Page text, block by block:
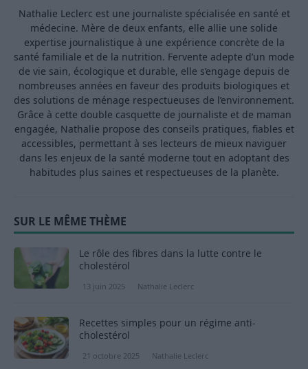
Nathalie Leclerc est une journaliste spécialisée en santé et
médecine. Mère de deux enfants, elle allie une solide
expertise journalistique à une expérience concrète de la
santé familiale et de la nutrition. Fervente adepte d’un mode
de vie sain, écologique et durable, elle s’engage depuis de
nombreuses années en faveur des produits biologiques et
des solutions de ménage respectueuses de l’environnement.
Grâce à cette double casquette de journaliste et de maman
engagée, Nathalie propose des conseils pratiques, fiables et
accessibles, permettant à ses lecteurs de mieux naviguer
dans les enjeux de la santé moderne tout en adoptant des
habitudes plus saines et respectueuses de la planète.
SUR LE MÊME THÈME
Le rôle des fibres dans la lutte contre le
cholestérol
13 juin 2025 Nathalie Leclerc
Recettes simples pour un régime anti-
cholestérol
21 octobre 2025 Nathalie Leclerc